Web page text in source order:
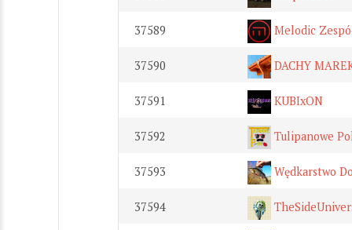
37589 Melodic
37590 DACHY
37591 KUBIxON
37592 Tulipanowe
37593 Wędkarstwo
37594